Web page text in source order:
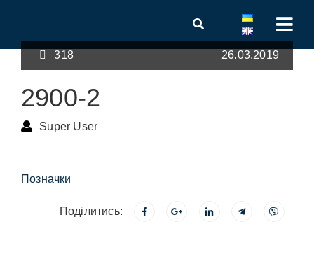
318 26.03.2019
2900-2
Super User
Позначки
Поділитись: